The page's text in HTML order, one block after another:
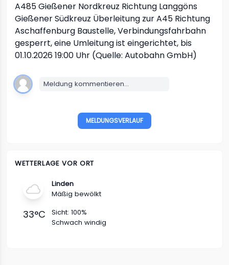
A485Gießener Nordkreuz Richtung Langgöns
Gießener Südkreuz Überleitung zur A45 Richtung
Aschaffenburg Baustelle, Verbindungsfahrbahn
gesperrt, eine Umleitung ist eingerichtet, bis
01.10.2026 19:00 Uhr (Quelle: Autobahn GmbH)
Meldung kommentieren...
MELDUNGSVERLAUF
WETTERLAGE VOR ORT
Linden
Mäßig bewölkt
33°C Sicht: 100%
Schwach windig